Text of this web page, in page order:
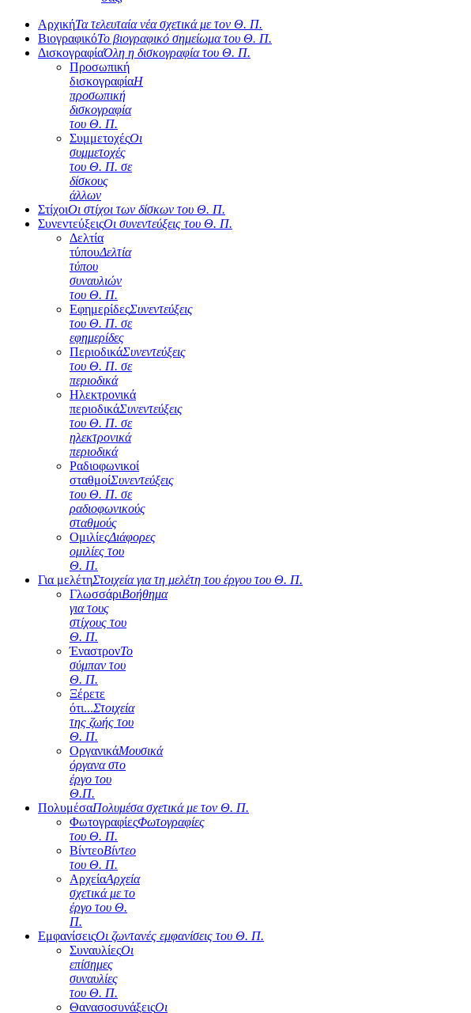
ΑρχικήΤα τελευταία νέα σχετικά με τον Θ. Π.
ΒιογραφικόΤο βιογραφικό σημείωμα του Θ. Π.
ΔισκογραφίαΌλη η δισκογραφία του Θ. Π.
Προσωπική
δισκογραφίαΗ
προσωπική
δισκογραφία
του Θ. Π.
ΣυμμετοχέςΟι
συμμετοχές
του Θ. Π. σε
δίσκους
άλλων
ΣτίχοιΟι στίχοι των δίσκων του Θ. Π.
ΣυνεντεύξειςΟι συνεντεύξεις του Θ. Π.
Δελτία
τύπουΔελτία
τύπου
συναυλιών
του Θ. Π.
ΕφημερίδεςΣυνεντεύξεις
του Θ. Π. σε
εφημερίδες
ΠεριοδικάΣυνεντεύξεις
του Θ. Π. σε
περιοδικά
Ηλεκτρονικά
περιοδικάΣυνεντεύξεις
του Θ. Π. σε
ηλεκτρονικά
περιοδικά
Ραδιοφωνικοί
σταθμοίΣυνεντεύξεις
του Θ. Π. σε
ραδιοφωνικούς
σταθμούς
ΟμιλίεςΔιάφορες
ομιλίες του
Θ. Π.
Για μελέτηΣτοιχεία για τη μελέτη του έργου του Θ. Π.
ΓλωσσάριΒοήθημα
για τους
στίχους του
Θ. Π.
ΈναστρονΤο
σύμπαν του
Θ. Π.
Ξέρετε
ότι...Στοιχεία
της ζωής του
Θ. Π.
ΟργανικάΜουσικά
όργανα στο
έργο του
Θ.Π.
ΠολυμέσαΠολυμέσα σχετικά με τον Θ. Π.
ΦωτογραφίεςΦωτογραφίες
του Θ. Π.
ΒίντεοΒίντεο
του Θ. Π.
ΑρχείαΑρχεία
σχετικά με το
έργο του Θ.
Π.
ΕμφανίσειςΟι ζωντανές εμφανίσεις του Θ. Π.
ΣυναυλίεςΟι
επίσημες
συναυλίες
του Θ. Π.
ΘανασοσυνάξειςΟι